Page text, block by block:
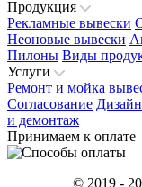
Продукция
Рекламные вывески
Неоновые вывески
Пилоны Виды
Услуги
Ремонт и мойка
Согласование
и демонтаж
Принимаем к оплате
© 2019 -